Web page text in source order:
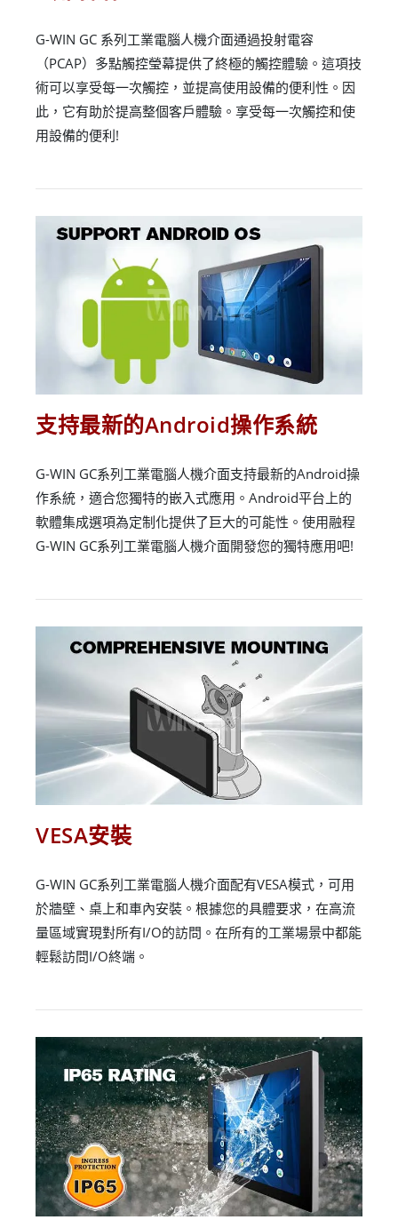
G-WIN GC 系列工業電腦人機介面通過投射電容
（PCAP）多點觸控瑩幕提供了終極的觸控體驗。這項技
術可以享受每一次觸控，並提高使用設備的便利性。因
此，它有助於提高整個客戶體驗。享受每一次觸控和使
用設備的便利!
支持最新的Android操作系統
G-WIN GC系列工業電腦人機介面支持最新的Android操
作系統，適合您獨特的嵌入式應用。Android平台上的
軟體集成選項為定制化提供了巨大的可能性。使用融程
G-WIN GC系列工業電腦人機介面開發您的獨特應用吧!
VESA安裝
G-WIN GC系列工業電腦人機介面配有VESA模式，可用
於牆壁、桌上和車內安裝。根據您的具體要求，在高流
量區域實現對所有I/O的訪問。在所有的工業場景中都能
輕鬆訪問I/O終端。